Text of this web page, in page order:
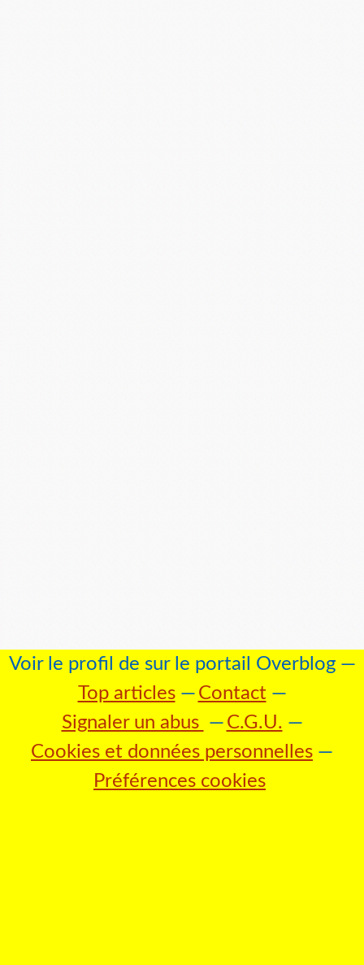
Voir le profil de sur le portail Overblog
Top articles
Contact
Signaler un abus
C.G.U.
Cookies et données personnelles
Préférences cookies